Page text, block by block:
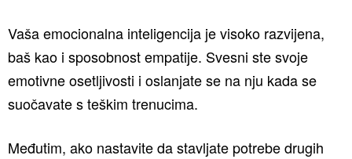
Vaša emocionalna inteligencija je visoko razvijena,
baš kao i sposobnost empatije. Svesni ste svoje
emotivne osetljivosti i oslanjate se na nju kada se
suočavate s teškim trenucima.
Međutim, ako nastavite da stavljate potrebe drugih